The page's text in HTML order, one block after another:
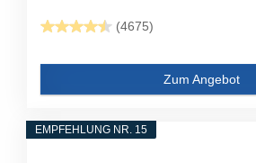
(4675)
Zum Angebot
EMPFEHLUNG NR. 15